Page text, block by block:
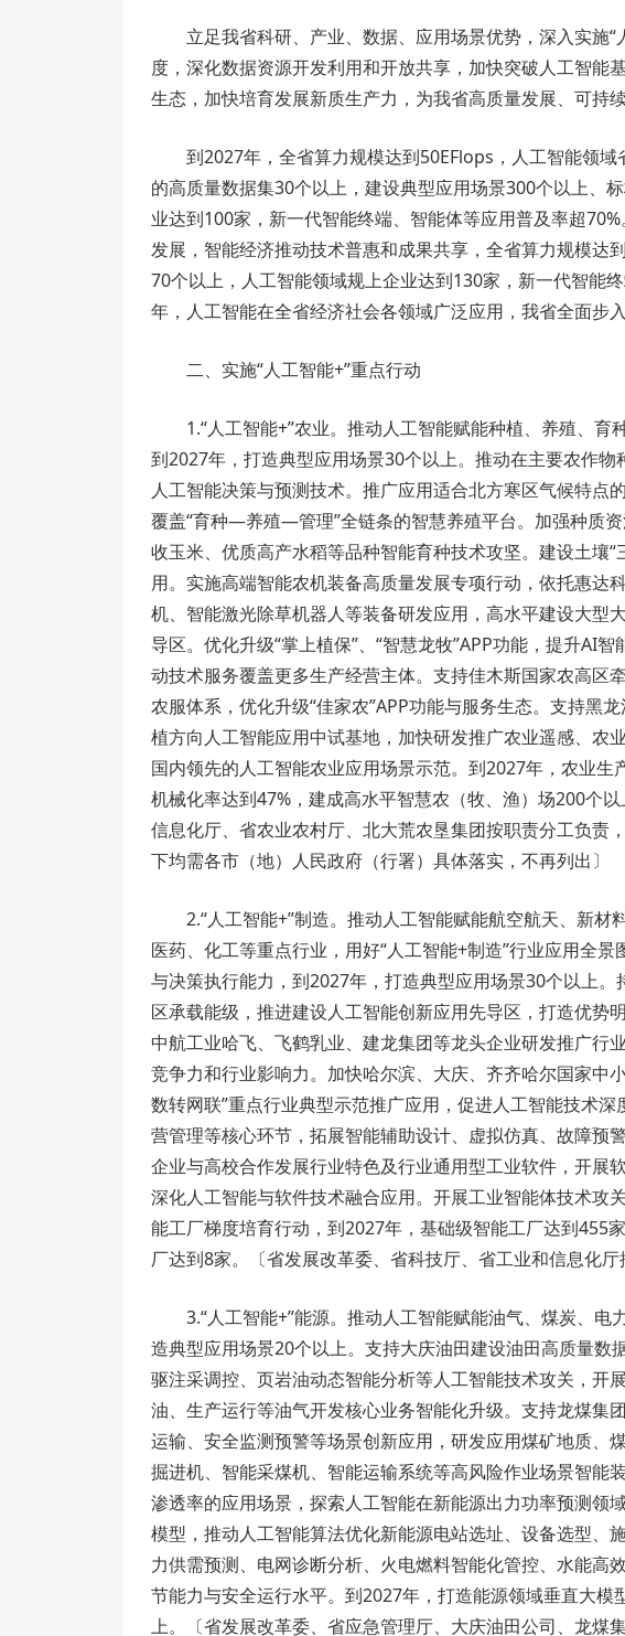
立足我省科研、产业、数据、应用场景优势，深入实施
度，深化数据资源开发利用和开放共享，加快突破人工智能
生态，加快培育发展新质生产力，为我省高质量发展、可持
到2027年，全省算力规模达到50EFlops，人工智能领
的高质量数据集30个以上，建设典型应用场景300个以上、
业达到100家，新一代智能终端、智能体等应用普及率超
发展，智能经济推动技术普惠和成果共享，全省算力规模达
70个以上，人工智能领域规上企业达到130家，新一代智能
年，人工智能在全省经济社会各领域广泛应用，我省全面步
二、实施“人工智能+”重点行动
1.“人工智能+”农业。推动人工智能赋能种植、养殖、育
到2027年，打造典型应用场景30个以上。推动在主要农作物
人工智能决策与预测技术。推广应用适合北方寒区气候特点
覆盖“育种—养殖—管理”全链条的智慧养殖平台。加强种质
收玉米、优质高产水稻等品种智能育种技术攻坚。建设土壤
用。实施高端智能农机装备高质量发展专项行动，依托惠达
机、智能激光除草机器人等装备研发应用，高水平建设大型
导区。优化升级“掌上植保”、“智慧龙牧”APP功能，提升AI
动技术服务覆盖更多生产经营主体。支持佳木斯国家农高区
农服体系，优化升级“佳家农”APP功能与服务生态。支持黑
植方向人工智能应用中试基地，加快研发推广农业遥感、农
国内领先的人工智能农业应用场景示范。到2027年，农业
机械化率达到47%，建成高水平智慧农（牧、渔）场200个
信息化厅、省农业农村厅、北大荒农垦集团按职责分工负责
下均需各市（地）人民政府（行署）具体落实，不再列出〕
2.“人工智能+”制造。推动人工智能赋能航空航天、新材
医药、化工等重点行业，用好“人工智能+制造”行业应用全
与决策执行能力，到2027年，打造典型应用场景30个以上
区承载能级，推进建设人工智能创新应用先导区，打造优势
中航工业哈飞、飞鹤乳业、建龙集团等龙头企业研发推广行
竞争力和行业影响力。加快哈尔滨、大庆、齐齐哈尔国家中
数转网联”重点行业典型示范推广应用，促进人工智能技术
营管理等核心环节，拓展智能辅助设计、虚拟仿真、故障预
企业与高校合作发展行业特色及行业通用型工业软件，开展
深化人工智能与软件技术融合应用。开展工业智能体技术攻
能工厂梯度培育行动，到2027年，基础级智能工厂达到455
厂达到8家。〔省发展改革委、省科技厅、省工业和信息化厅
3.“人工智能+”能源。推动人工智能赋能油气、煤炭、
造典型应用场景20个以上。支持大庆油田建设油田高质量数
驱注采调控、页岩油动态智能分析等人工智能技术攻关，开
油、生产运行等油气开发核心业务智能化升级。支持龙煤集
运输、安全监测预警等场景创新应用，研发应用煤矿地质、
掘进机、智能采煤机、智能运输系统等高风险作业场景智能
渗透率的应用场景，探索人工智能在新能源出力功率预测领
模型，推动人工智能算法优化新能源电站选址、设备选型、
力供需预测、电网诊断分析、火电燃料智能化管控、水能高
节能力与安全运行水平。到2027年，打造能源领域垂直大
上。〔省发展改革委、省应急管理厅、大庆油田公司、龙煤